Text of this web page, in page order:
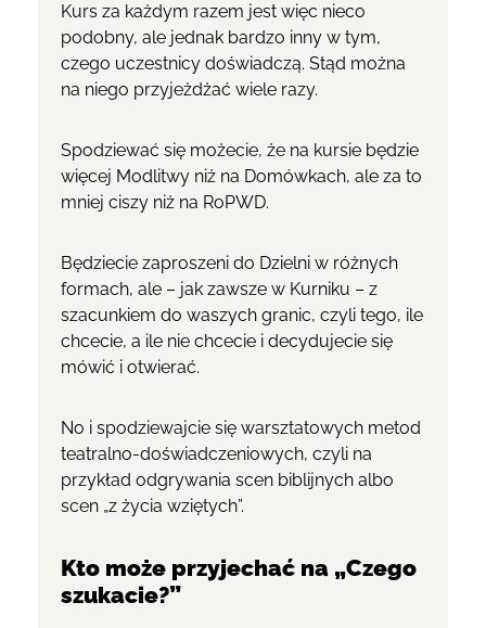
Kurs za każdym razem jest więc nieco
podobny, ale jednak bardzo inny w tym,
czego uczestnicy doświadczą. Stąd można
na niego przyjeżdżać wiele razy.
Spodziewać się możecie, że na kursie będzie
więcej Modlitwy niż na Domówkach, ale za to
mniej ciszy niż na RoPWD.
Będziecie zaproszeni do Dzielni w różnych
formach, ale – jak zawsze w Kurniku – z
szacunkiem do waszych granic, czyli tego, ile
chcecie, a ile nie chcecie i decydujecie się
mówić i otwierać.
No i spodziewajcie się warsztatowych metod
teatralno-doświadczeniowych, czyli na
przykład odgrywania scen biblijnych albo
scen „z życia wziętych”.
Kto może przyjechać na „Czego
szukacie?”